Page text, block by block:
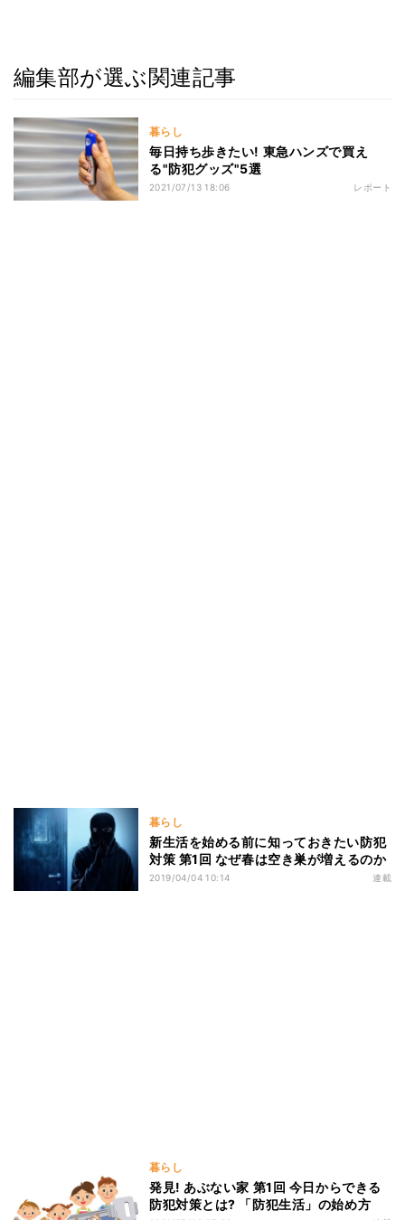
編集部が選ぶ関連記事
暮らし
毎日持ち歩きたい! 東急ハンズで買え
る"防犯グッズ"5選
2021/07/13 18:06 レポート
暮らし
新生活を始める前に知っておきたい防犯
対策 第1回 なぜ春は空き巣が増えるのか
2019/04/04 10:14 連載
暮らし
発見! あぶない家 第1回 今日からできる
防犯対策とは? 「防犯生活」の始め方